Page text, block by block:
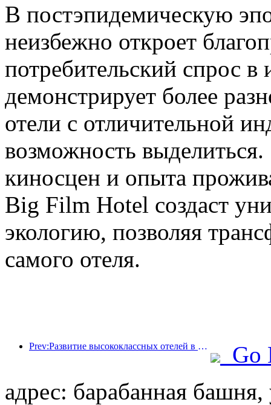
В постэпидемическую
неизбежно откроет
потребительский спрос в
демонстрирует более
отели с отличительной
возможность
киносцен и опыта
Big Film Hotel создаст
экологию, позволяя
самого отеля.
Prev:Развитие высококлассных отелей в Китае и их цифровое разрушение
Go
адрес: барабанная башня,